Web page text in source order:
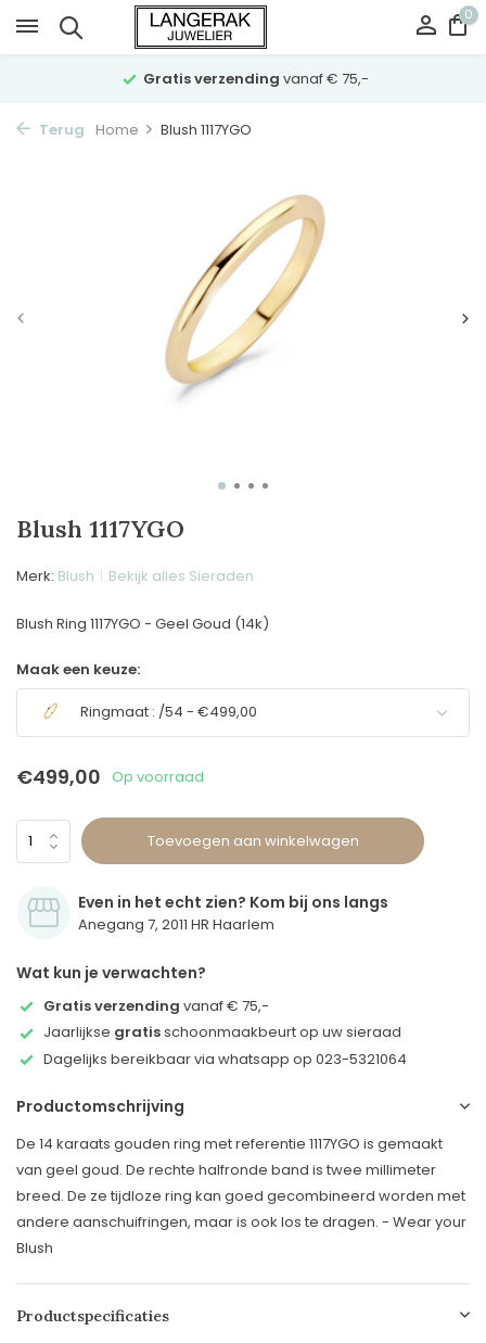
0
Gratis verzending vanaf € 75,-
Terug Home Blush 1117YGO
Blush 1117YGO
Merk: Blush Bekijk alles Sieraden
Blush Ring 1117YGO - Geel Goud (14k)
Maak een keuze:
Ringmaat : /54 - €499,00
€499,00 Op voorraad
Toevoegen aan winkelwagen
Even in het echt zien? Kom bij ons langs
Anegang 7, 2011 HR Haarlem
Wat kun je verwachten?
Gratis verzending vanaf € 75,-
Jaarlijkse gratisschoonmaakbeurt op uw sieraad
Dagelijks bereikbaar via whatsapp op 023-5321064
Productomschrijving
De 14 karaats gouden ring met referentie 1117YGO is gemaakt
van geel goud. De rechte halfronde band is twee millimeter
breed. De ze tijdloze ring kan goed gecombineerd worden met
andere aanschuifringen, maar is ook los te dragen. - Wear your
Blush
Productspecificaties